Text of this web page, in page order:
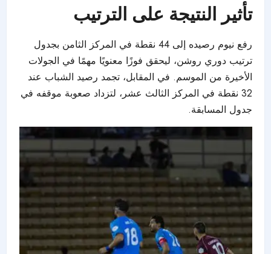
تأثير النتيجة على الترتيب
رفع نيوم رصيده إلى 44 نقطة في المركز الثامن بجدول
ترتيب دوري روشن، ليحقق فوزًا معنويًا مهمًا في الجولات
الأخيرة من الموسم. في المقابل، تجمد رصيد الشباب عند
32 نقطة في المركز الثالث عشر، لتزداد صعوبة موقفه في
جدول المسابقة.